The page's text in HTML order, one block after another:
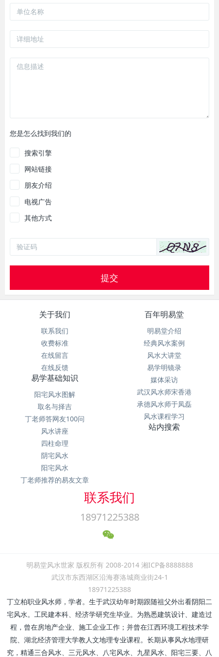
您是怎么找到我们的
搜索引擎
网站链接
朋友介绍
电视广告
其他方式
提交
关于我们
联系我们
收费标准
在线留言
在线反馈
百年明易堂
明易堂介绍
经典风水案例
风水大讲堂
易学明镜录
媒体采访
武汉风水师宋香港
承德风水师于凤磊
风水课程学习
易学基础知识
阳宅风水图解
取名与择吉
丁老师答网友100问
风水讲座
四柱命理
阴宅风水
阳宅风水
丁老师推荐的易友文章
站内搜索
联系我们
18971225388
明易堂风水世家 版权所有 2008-2014 湘ICP备8888888
武汉市东西湖区沿海赛洛城商业街24-1
18971225388
丁立柏职业风水师，学者。生于武汉幼年时期跟随祖父外出看阴阳二
宅风水。工民建本科、经济学研究生毕业。为熟悉建筑设计、建造过
程，曾在房地产企业、施工企业工作；并曾在江西环境工程技术学
院、湖北经济管理大学教人文地理专业课程。长期从事风水地理研
究，精通三合风水、三元风水、八宅风水、九星风水、阳宅三要、八